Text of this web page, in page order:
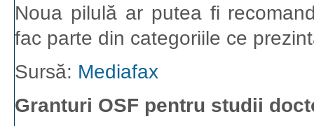
Noua pilulă ar putea fi
fac parte din categoriile ce
Sursă: Mediafax
Granturi OSF pentru studii